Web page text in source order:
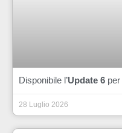
Disponibile l’Update 6 per
28 Luglio 2026